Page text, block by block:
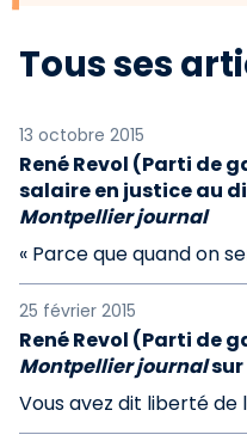
Tous ses
13 octobre 2015
René Revol (Parti de
salaire en justice au
Montpellier journal
« Parce que quand on
25 février 2015
René Revol (Parti de
Montpellier journalsur
Vous avez dit liberté de